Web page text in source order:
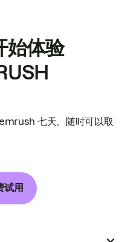
始体验
七天。随时可以取
试用